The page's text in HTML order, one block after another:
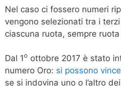
Nel caso ci fossero numeri
vengono selezionati tra i
ciascuna ruota, sempre
Dal 1o ottobre 2017 è stato
numero Oro: si possono
se si indovina uno o l’altro